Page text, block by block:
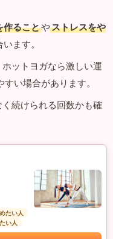
作ることやストレスをや
ます。
ットヨガなら激しい運
すい場合があります。
続けられる回数かも確
たい人
い人